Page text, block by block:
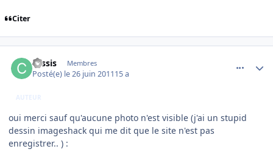
Citer
cassis Membres
Posté(e) le 26 juin 201115 a
AUTEUR
oui merci sauf qu'aucune photo n'est visible (j'ai un stupid
dessin imageshack qui me dit que le site n'est pas
enregistrer.. ) :